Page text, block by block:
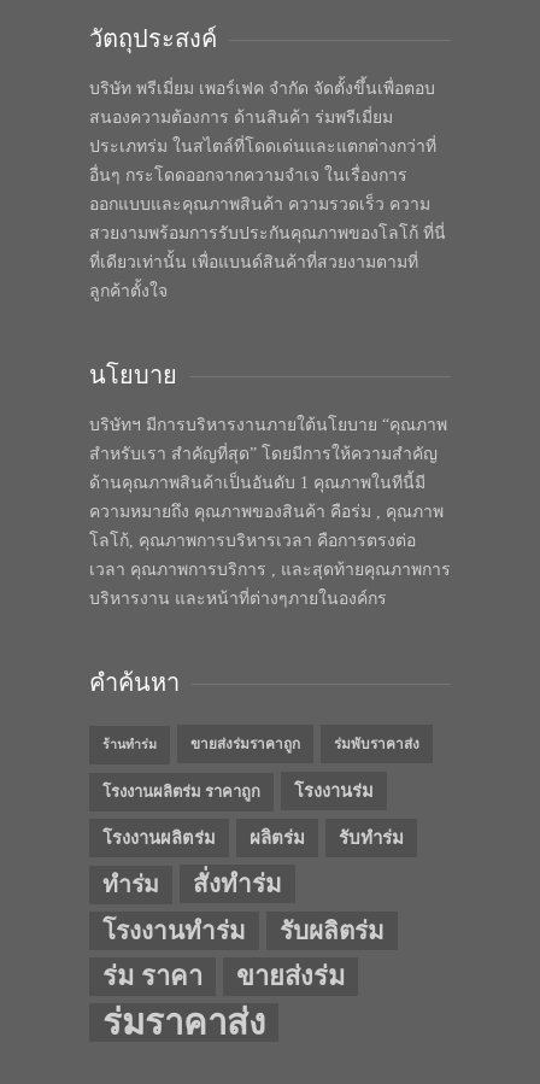
วัตถุประสงค์
บริษัท พรีเมี่ยม เพอร์เฟค จำกัด จัดตั้งขึ้นเพื่อตอบ
สนองความต้องการ ด้านสินค้า ร่มพรีเมี่ยม
ประเภทร่ม ในสไตล์ที่โดดเด่นและแตกต่างกว่าที่
อื่นๆ กระโดดออกจากความจำเจ ในเรื่องการ
ออกแบบและคุณภาพสินค้า ความรวดเร็ว ความ
สวยงามพร้อมการรับประกันคุณภาพของโลโก้ ที่นี่
ที่เดียวเท่านั้น เพื่อแบนด์สินค้าที่สวยงามตามที่
ลูกค้าตั้งใจ
นโยบาย
บริษัทฯ มีการบริหารงานภายใต้นโยบาย “คุณภาพ
สำหรับเรา สำคัญที่สุด” โดยมีการให้ความสำคัญ
ด้านคุณภาพสินค้าเป็นอันดับ 1 คุณภาพในทีนี้มี
ความหมายถึง คุณภาพของสินค้า คือร่ม , คุณภาพ
โลโก้, คุณภาพการบริหารเวลา คือการตรงต่อ
เวลา คุณภาพการบริการ , และสุดท้ายคุณภาพการ
บริหารงาน และหน้าที่ต่างๆภายในองค์กร
คำค้นหา
ร้านทำร่ม ขายส่งร่มราคาถูก ร่มพับราคาส่ง
โรงงานผลิตร่ม ราคาถูก โรงงานร่ม
โรงงานผลิตร่ม ผลิตร่ม รับทำร่ม
ทำร่ม
สั่งทำร่ม
โรงงานทำร่ม
รับผลิตร่ม
ร่ม ราคา ขายส่งร่ม
ร่มราคาส่ง